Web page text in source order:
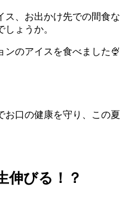
ス、お出かけ先での間食な
ょうか。
ンのアイスを食べました🍨
お口の健康を守り、この夏
伸びる！？